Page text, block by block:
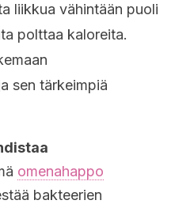
liikkua vähintään puoli
polttaa kaloreita.
sen tärkeimpiä
omenahappo
bakteerien